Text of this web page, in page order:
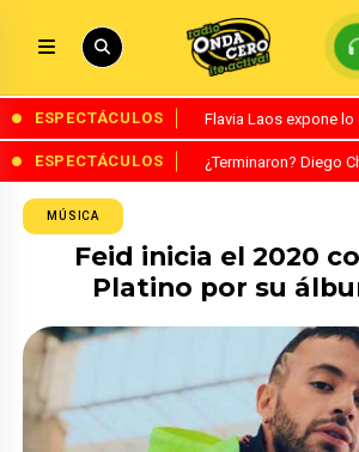
ESPECTÁCULOS Flavia Laos expone
ESPECTÁCULOS ¿Terminaron? Diego
MÚSICA
Feid inicia el 2020
Platino por su